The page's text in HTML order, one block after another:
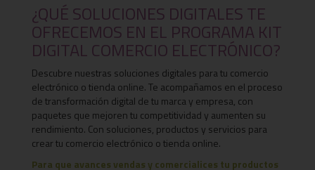
¿QUÉ SOLUCIONES DIGITALES TE
OFRECEMOS EN EL PROGRAMA KIT
DIGITAL COMERCIO ELECTRÓNICO?
Descubre nuestras soluciones digitales para tu comercio
electrónico o tienda online. Te acompañamos en el proceso
de transformación digital de tu marca y empresa, con
paquetes que mejoren tu competitividad y aumenten su
rendimiento. Con soluciones, productos y servicios para
crear tu comercio electrónico o tienda online.
Para que avances vendas y comercialices tu productos